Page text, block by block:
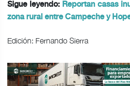
Sigue leyendo: Reportan casas
zona rural entre Campeche y
Edición: Fernando Sierra